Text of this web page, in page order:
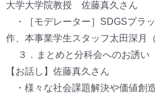
大学大学院教授 佐藤真久さん
・［モデレーター］SDGSプラ
作、本事業学生スタッフ太田深月
３．まとめと分科会へのお誘い
【お話し】佐藤真久さん
・様々な社会課題解決や価値創